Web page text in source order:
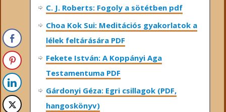
C. J. Roberts: Fogoly a sötétben pdf
Choa Kok Sui: Meditációs gyakorlatok a
lélek feltárására PDF
Fekete István: A Koppányi Aga
Testamentuma PDF
Gárdonyi Géza: Egri csillagok (PDF,
hangoskönyv)